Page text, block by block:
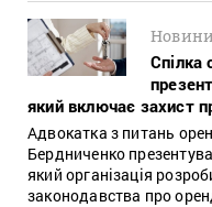
Новини
Спілка
який включає захист
Адвокатка з питань
Бердниченко
який організація
законодавства про